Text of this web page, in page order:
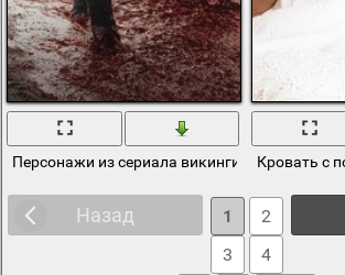
Персонажи из сериала викинги, идущие по
Кровать с
Назад 1
2
3
4